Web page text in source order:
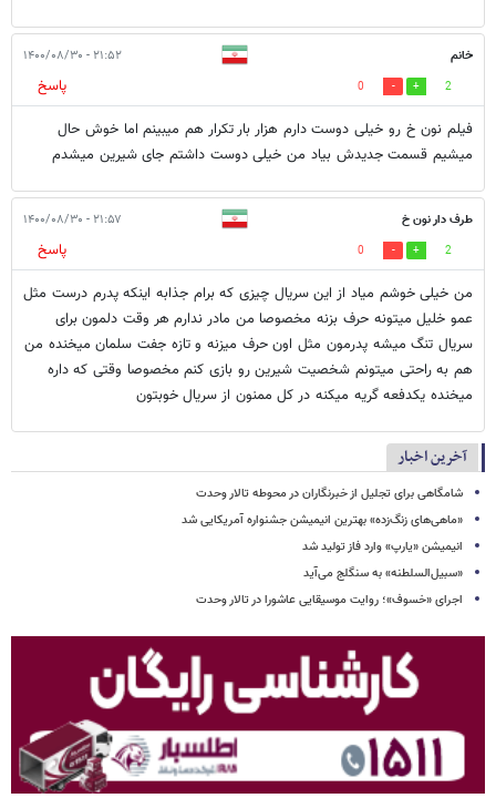
خانم ۲۱:۵۲ - ۱۴۰۰/۰۸/۳۰
2
0
پاسخ
فیلم نون خ رو خیلی دوست دارم هزار بار تکرار هم میبینم اما خوش حال
میشیم قسمت جدیدش بیاد من خیلی دوست داشتم جای شیرین میشدم
طرف دار نون خ ۲۱:۵۷ - ۱۴۰۰/۰۸/۳۰
2
0
پاسخ
من خیلی خوشم میاد از این سریال چیزی که برام جذابه اینکه پدرم درست مثل
عمو خلیل میتونه حرف بزنه مخصوصا من مادر ندارم هر وقت دلمون برای
سریال تنگ میشه پدرمون مثل اون حرف میزنه و تازه جفت سلمان میخنده من
هم به راحتی میتونم شخصیت شیرین رو بازی کنم مخصوصا وقتی که داره
میخنده یکدفعه گریه میکنه در کل ممنون از سریال خوبتون
آخرین اخبار
شامگاهی برای تجلیل از خبرنگاران در محوطه تالار وحدت
«ماهی‌های زنگ‌زده» بهترین انیمیشن جشنواره آمریکایی شد
انیمیشن «یارپ» وارد فاز تولید شد
«سبیل‌السلطنه» به سنگلج می‌آید
اجرای «خسوف»؛ روایت موسیقایی عاشورا در تالار وحدت